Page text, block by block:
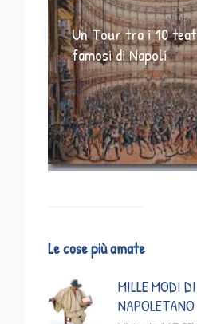
Un Tour tra i 10
famosi di Napoli
Le cose più amate
MILLE MODI
NAPOLETANO